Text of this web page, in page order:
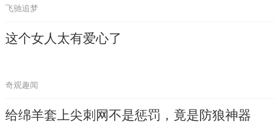
飞驰追梦
这个女人太有爱心了
奇观趣闻
给绵羊套上尖刺网不是惩罚，竟是防狼神器